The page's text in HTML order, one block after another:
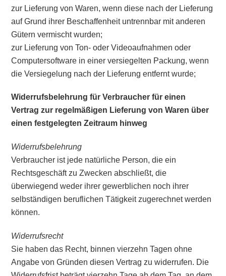
zur Lieferung von Waren, wenn diese nach der Lieferung
auf Grund ihrer Beschaffenheit untrennbar mit anderen
Gütern vermischt wurden;
zur Lieferung von Ton- oder Videoaufnahmen oder
Computersoftware in einer versiegelten Packung, wenn
die Versiegelung nach der Lieferung entfernt wurde;
Widerrufsbelehrung für Verbraucher für einen
Vertrag zur regelmäßigen Lieferung von Waren über
einen festgelegten Zeitraum hinweg
Widerrufsbelehrung
Verbraucher ist jede natürliche Person, die ein
Rechtsgeschäft zu Zwecken abschließt, die
überwiegend weder ihrer gewerblichen noch ihrer
selbständigen beruflichen Tätigkeit zugerechnet werden
können.
Widerrufsrecht
Sie haben das Recht, binnen vierzehn Tagen ohne
Angabe von Gründen diesen Vertrag zu widerrufen. Die